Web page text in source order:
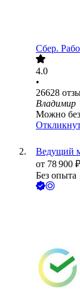
Сбер.
4.0
•
26628
Владимир
Можно
Ведущий
от 78 900 ₽
Без опыта